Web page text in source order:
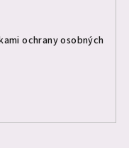
ochrany osobných